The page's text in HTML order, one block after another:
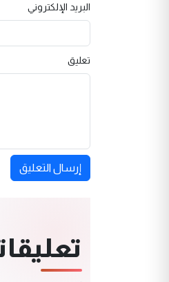
البريد الإلكتروني
تعليق
إرسال التعليق